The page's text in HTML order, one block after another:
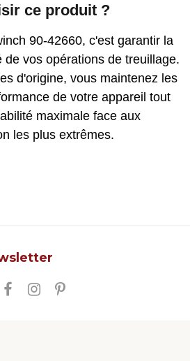
ce produit ?
90-42660, c'est garantir la
de vos opérations de treuillage.
d'origine, vous maintenez les
de votre appareil tout
maximale face aux
les plus extrêmes.